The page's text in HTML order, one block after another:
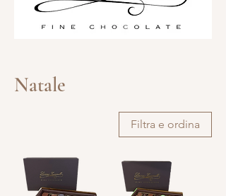
Natale
Filtra e ordina